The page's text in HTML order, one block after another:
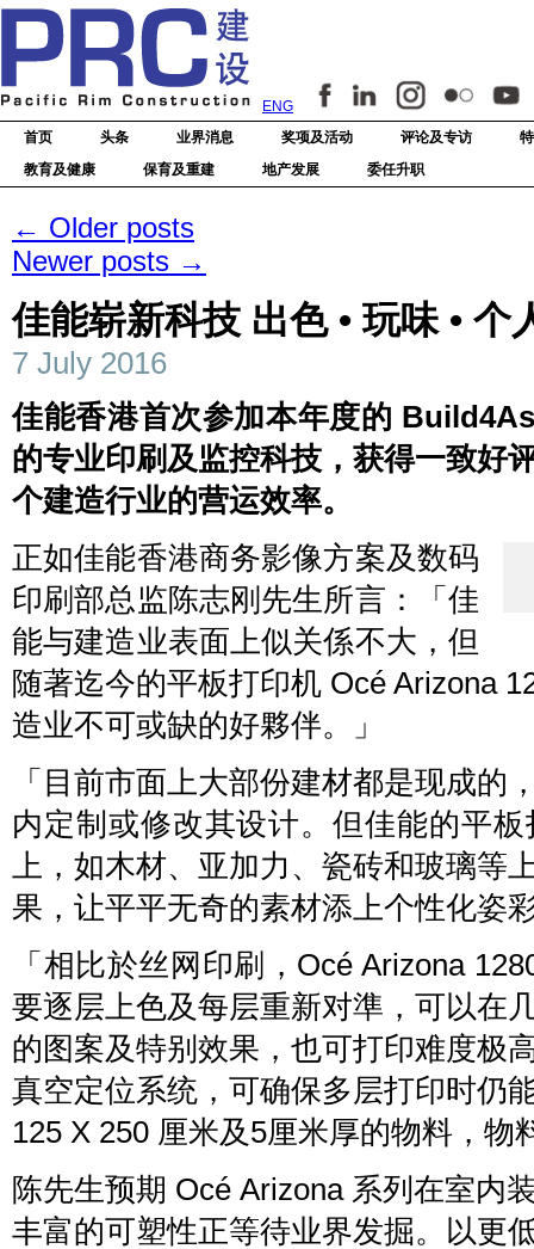
ENG
首页
头条 业界消息 奖项及活动 评论及专访
教育及健康
保育及重建 地产发展 委任升职
← Older posts
Newer posts →
佳能崭新科技 出色 • 玩味 • 个
7 July 2016
佳能香港首次参加本年度的
的专业印刷及监控科技，获得一致好
个建造行业的营运效率。
正如佳能香港商务影像方案及数码
印刷部总监陈志刚先生所言：「佳
能与建造业表面上似关係不大，但
随著迄今的平板打印机 Océ Arizona
造业不可或缺的好夥伴。」
「目前市面上大部份建材都是现成的
内定制或修改其设计。但佳能的平
上，如木材、亚加力、瓷砖和玻璃等
果，让平平无奇的素材添上个性化姿
「相比於丝网印刷，Océ Arizona
要逐层上色及每层重新对準，可以在
的图案及特别效果，也可打印难度极
真空定位系统，可确保多层打印时仍
125 X 250 厘米及5厘米厚的物料，物
陈先生预期 Océ Arizona 系列在室内
丰富的可塑性正等待业界发掘。以更